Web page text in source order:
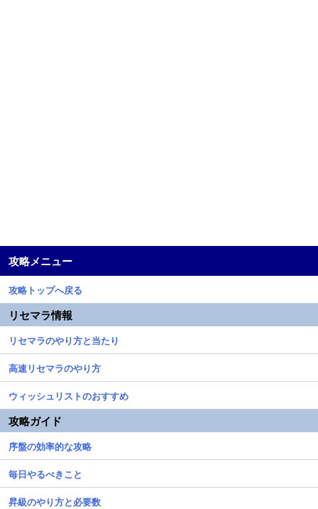
攻略メニュー
攻略トップへ戻る
リセマラ情報
リセマラのやり方と当たり
高速リセマラのやり方
ウィッシュリストのおすすめ
攻略ガイド
序盤の効率的な攻略
毎日やるべきこと
昇級のやり方と必要数